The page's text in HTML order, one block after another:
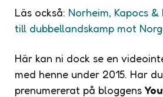
Läs också: Norheim, Kapocs
till dubbellandskamp mot
Här kan ni dock se en
med henne under 2015. Har
prenumererat på bloggens